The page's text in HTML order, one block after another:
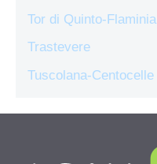
Tor di Quinto-Flaminia
Trastevere
Tuscolana-Centocelle